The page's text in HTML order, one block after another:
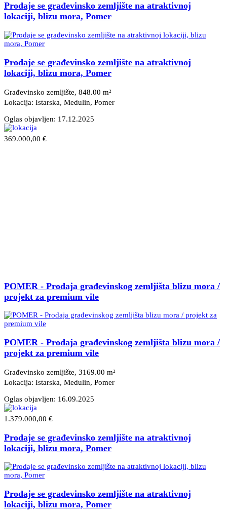
Prodaje se građevinsko zemljište na atraktivnoj
lokaciji, blizu mora, Pomer
Prodaje se građevinsko zemljište na atraktivnoj
lokaciji, blizu mora, Pomer
Građevinsko zemljište, 848.00 m²
Lokacija: Istarska, Medulin, Pomer
Oglas objavljen: 17.12.2025
369.000,00 €
POMER - Prodaja građevinskog zemljišta blizu mora /
projekt za premium vile
POMER - Prodaja građevinskog zemljišta blizu mora /
projekt za premium vile
Građevinsko zemljište, 3169.00 m²
Lokacija: Istarska, Medulin, Pomer
Oglas objavljen: 16.09.2025
1.379.000,00 €
Prodaje se građevinsko zemljište na atraktivnoj
lokaciji, blizu mora, Pomer
Prodaje se građevinsko zemljište na atraktivnoj
lokaciji, blizu mora, Pomer